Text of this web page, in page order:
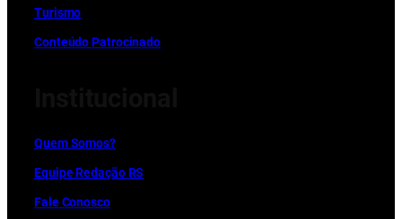
Turismo
Conteúdo Patrocinado
Quem Somos?
Equipe Redação RS
Fale Conosco